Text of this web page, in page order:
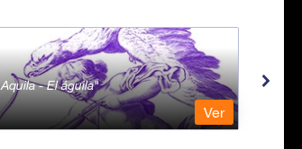
Aquila - El águila
Ver